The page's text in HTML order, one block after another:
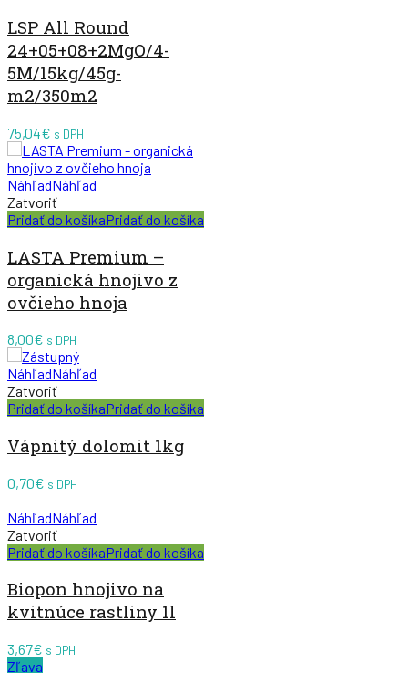
LSP All Round
24+05+08+2MgO/4-
5M/15kg/45g-
m2/350m2
75,04€ s DPH
NáhľadNáhľad
Zatvoriť
Pridať do košíkaPridať do košíka
LASTA Premium –
organická hnojivo z
ovčieho hnoja
8,00€ s DPH
NáhľadNáhľad
Zatvoriť
Pridať do košíkaPridať do košíka
Vápnitý dolomit 1kg
0,70€ s DPH
NáhľadNáhľad
Zatvoriť
Pridať do košíkaPridať do košíka
Biopon hnojivo na
kvitnúce rastliny 1l
3,67€ s DPH
Zľava